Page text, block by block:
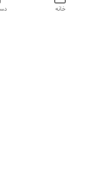
خانه